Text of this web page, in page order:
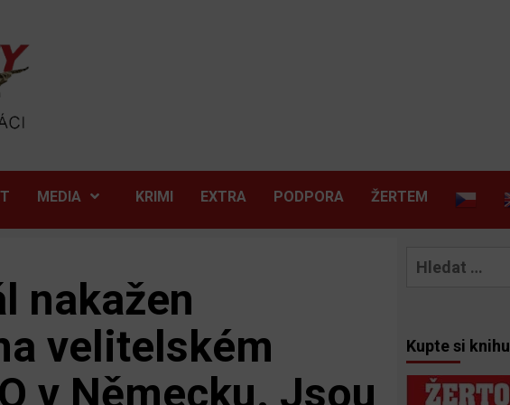
MEDIA KRIMI EXTRA PODPORA ŽERTEM
nakažen
velitelském
v Německu. Jsou
Vyhledávání
Kupte si knihu